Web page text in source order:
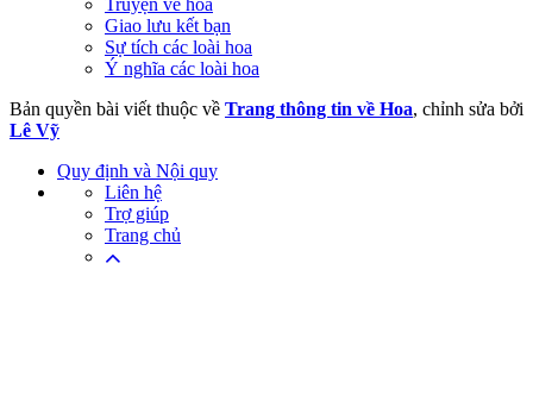
Truyện về hoa
Giao lưu kết bạn
Sự tích các loài hoa
Ý nghĩa các loài hoa
Bản quyền bài viết thuộc về Trang thông tin về Hoa, chỉnh sửa bởi
Lê Vỹ
Quy định và Nội quy
Liên hệ
Trợ giúp
Trang chủ